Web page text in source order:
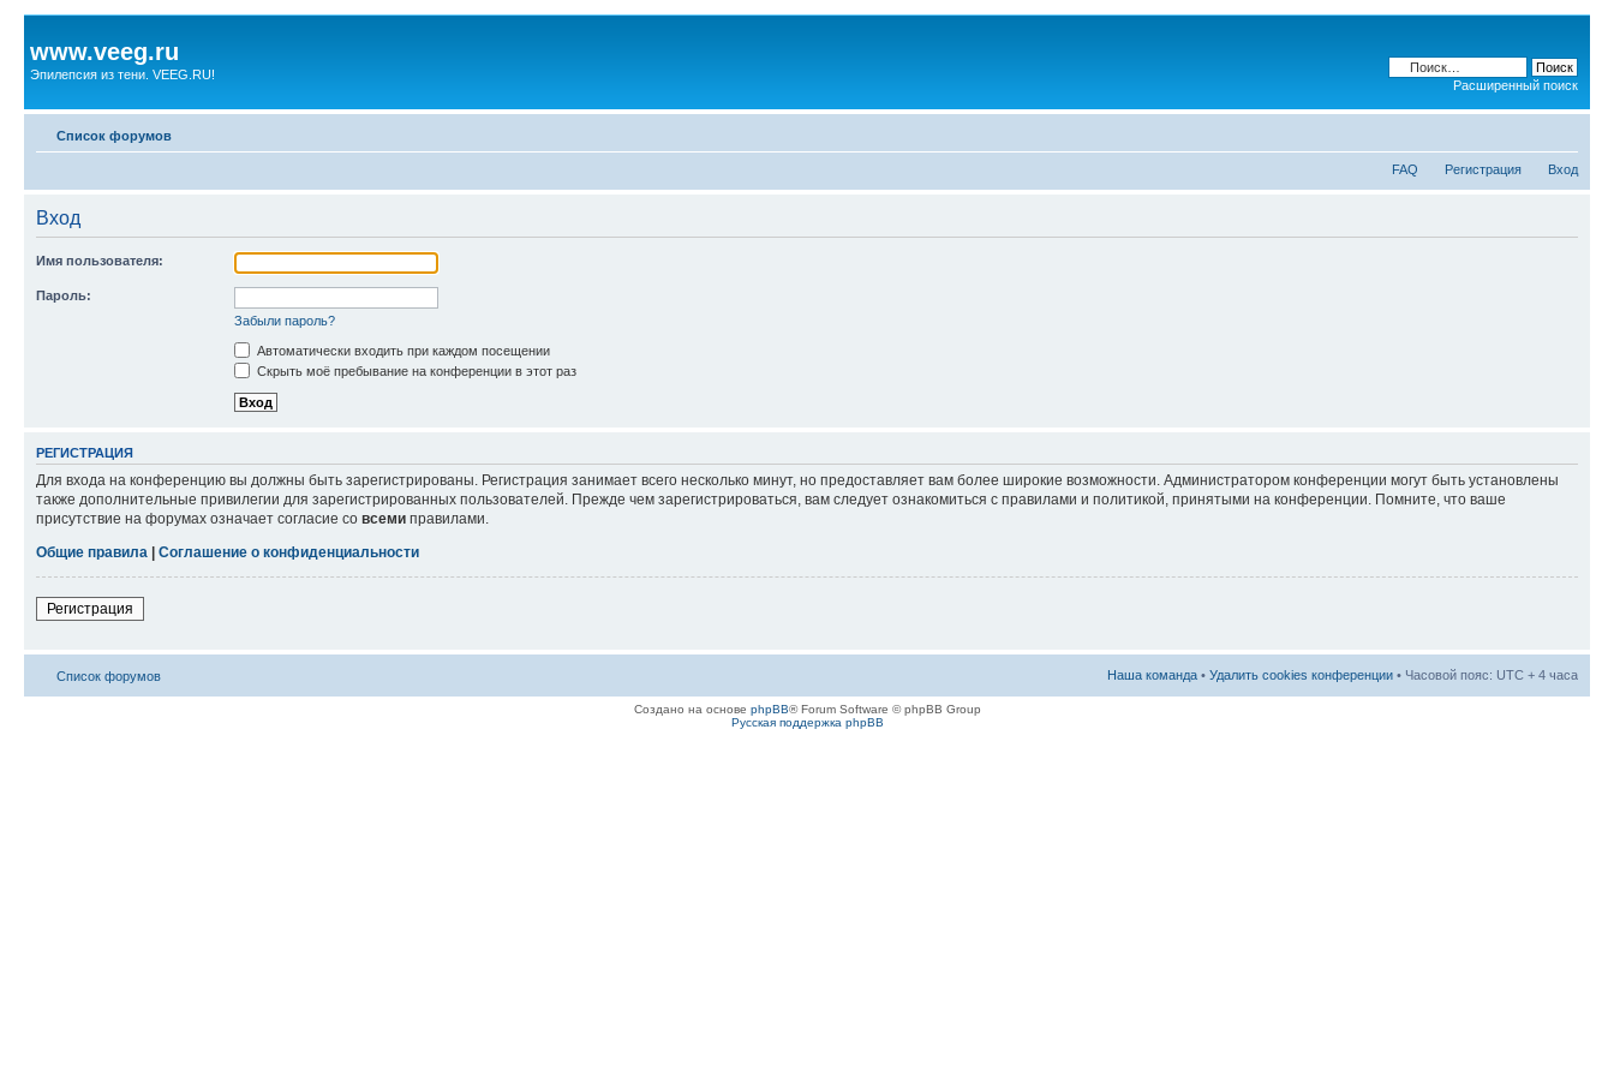
www.veeg.ru
Эпилепсия из тени. VEEG.RU!
Расширенный поиск
Список форумов
FAQ Регистрация Вход
Вход
Имя пользователя:
Пароль:
Забыли пароль?
Автоматически входить при каждом посещении
Скрыть моё пребывание на конференции в этот раз
РЕГИСТРАЦИЯ
Для входа на конференцию вы должны быть зарегистрированы. Регистрация занимает всего несколько минут, но предоставляет вам более широкие возможности. Администратором конференции могут быть установлены
также дополнительные привилегии для зарегистрированных пользователей. Прежде чем зарегистрироваться, вам следует ознакомиться с правилами и политикой, принятыми на конференции. Помните, что ваше
присутствие на форумах означает согласие со всеми правилами.
Общие правила
Соглашение о конфиденциальности
Регистрация
Список форумов Наша команда • Удалить cookies конференции • Часовой пояс: UTC + 4 часа
Создано на основе phpBB® Forum Software © phpBB Group
Русская поддержка phpBB